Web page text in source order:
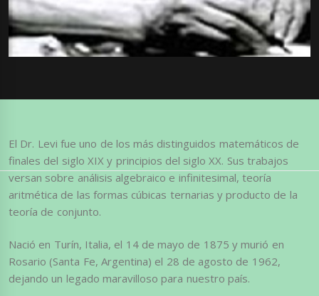
El Dr. Levi fue uno de los más distinguidos matemáticos de
finales del siglo XIX y principios del siglo XX. Sus trabajos
versan sobre análisis algebraico e infinitesimal, teoría
aritmética de las formas cúbicas ternarias y producto de la
teoría de conjunto.
Nació en Turín, Italia, el 14 de mayo de 1875 y murió en
Rosario (Santa Fe, Argentina) el 28 de agosto de 1962,
dejando un legado maravilloso para nuestro país.